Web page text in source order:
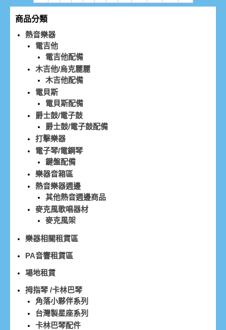
商品分類
熱音樂器
電吉他
電吉他配備
木吉他/烏克麗麗
木吉他配備
電貝斯
電貝斯配備
爵士鼓/電子鼓
爵士鼓/電子鼓配備
打擊樂器
電子琴/電鋼琴
鍵盤配備
樂器音箱區
熱音樂器週邊
其他熱音週邊商品
麥克風歌唱器材
麥克風架
樂器相關租賃區
PA音響租賃區
場地租賃
拇指琴 /卡林巴琴
角落小夥伴系列
台灣製星座系列
卡林巴琴配件